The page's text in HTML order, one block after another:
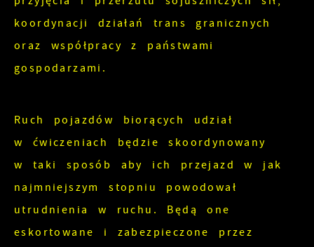
koordynacji działań trans granicznych
oraz współpracy z państwami
gospodarzami.
Ruch pojazdów biorących udział
w ćwiczeniach będzie skoordynowany
w taki sposób aby ich przejazd w jak
najmniejszym stopniu powodował
utrudnienia w ruchu. Będą one
eskortowane i zabezpieczone przez